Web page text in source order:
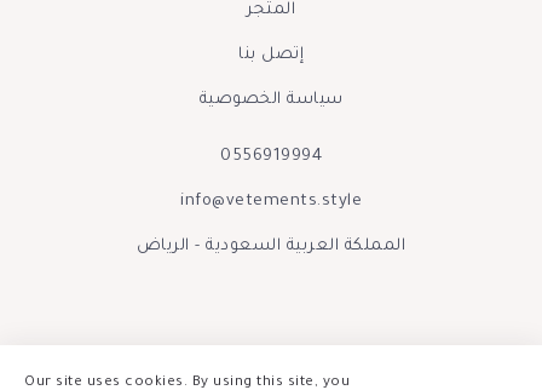
المتجر
إتصل بنا
سياسة الخصوصية
0556919994
info@vetements.style
المملكة العربية السعودية - الرياض
Our site uses cookies. By using this site, you